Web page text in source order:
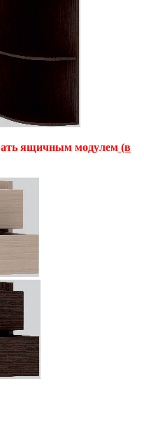
ящичным модулем (в